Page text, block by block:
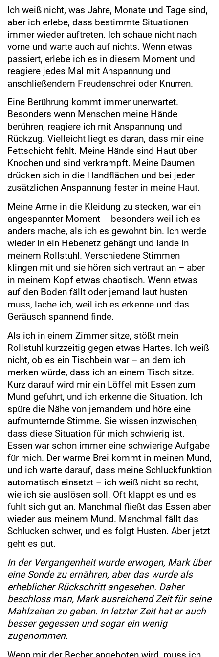
Ich weiß nicht, was Jahre, Monate und Tage sind,
aber ich erlebe, dass bestimmte Situationen
immer wieder auftreten. Ich schaue nicht nach
vorne und warte auch auf nichts. Wenn etwas
passiert, erlebe ich es in diesem Moment und
reagiere jedes Mal mit Anspannung und
anschließendem Freudenschrei oder Knurren.
Eine Berührung kommt immer unerwartet.
Besonders wenn Menschen meine Hände
berühren, reagiere ich mit Anspannung und
Rückzug. Vielleicht liegt es daran, dass mir eine
Fettschicht fehlt. Meine Hände sind Haut über
Knochen und sind verkrampft. Meine Daumen
drücken sich in die Handflächen und bei jeder
zusätzlichen Anspannung fester in meine Haut.
Meine Arme in die Kleidung zu stecken, war ein
angespannter Moment – besonders weil ich es
anders mache, als ich es gewohnt bin. Ich werde
wieder in ein Hebenetz gehängt und lande in
meinem Rollstuhl. Verschiedene Stimmen
klingen mit und sie hören sich vertraut an – aber
in meinem Kopf etwas chaotisch. Wenn etwas
auf den Boden fällt oder jemand laut husten
muss, lache ich, weil ich es erkenne und das
Geräusch spannend finde.
Als ich in einem Zimmer sitze, stößt mein
Rollstuhl kurzzeitig gegen etwas Hartes. Ich weiß
nicht, ob es ein Tischbein war – an dem ich
merken würde, dass ich an einem Tisch sitze.
Kurz darauf wird mir ein Löffel mit Essen zum
Mund geführt, und ich erkenne die Situation. Ich
spüre die Nähe von jemandem und höre eine
aufmunternde Stimme. Sie wissen inzwischen,
dass diese Situation für mich schwierig ist.
Essen war schon immer eine schwierige Aufgabe
für mich. Der warme Brei kommt in meinen Mund,
und ich warte darauf, dass meine Schluckfunktion
automatisch einsetzt – ich weiß nicht so recht,
wie ich sie auslösen soll. Oft klappt es und es
fühlt sich gut an. Manchmal fließt das Essen aber
wieder aus meinem Mund. Manchmal fällt das
Schlucken schwer, und es folgt Husten. Aber jetzt
geht es gut.
In der Vergangenheit wurde erwogen, Mark über
eine Sonde zu ernähren, aber das wurde als
erheblicher Rückschritt angesehen. Daher
beschloss man, Mark ausreichend Zeit für seine
Mahlzeiten zu geben. In letzter Zeit hat er auch
besser gegessen und sogar ein wenig
zugenommen.
Wenn mir der Becher angeboten wird, muss ich